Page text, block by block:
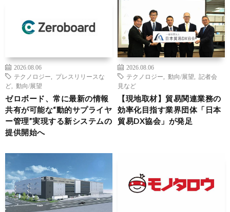
2026.08.06
テクノロジー
プレスリリースな
ど
動向/展望
ゼロボード、常に最新の情報
共有が可能な“動的サプライヤ
ー管理”実現する新システムの
提供開始へ
2026.08.06
テクノロジー
動向/展望
記者会
見など
【現地取材】貿易関連業務の
効率化目指す業界団体「日本
貿易DX協会」が発足